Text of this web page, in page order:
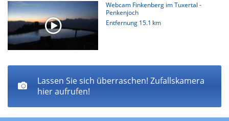
3400 Metern Höhe.
Die HD Live Webcam an der Gefrorenen Wand befindet sich
auf dem Hintertuxer Gletscher in den Zillertaler Alpen in
der Station der Gondelbahn und den Gipfeln des
Schrammacher und des Olperer im Hintergrund.
Webcam Finkenberg im Tuxertal -
Penkenjoch
Entfernung 15.1 km
Lassen Sie sich überraschen! Zufallskamera
hier aufrufen!